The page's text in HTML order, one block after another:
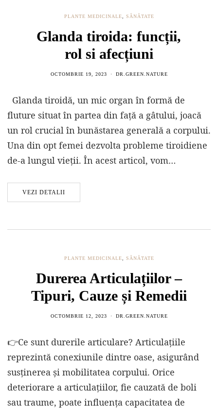
PLANTE MEDICINALE SĂNĂTATE
Glanda tiroida: funcții,
rol si afecțiuni
OCTOMBRIE 19, 2023 DR.GREEN.NATURE
Glanda tiroidă, un mic organ în formă de
fluture situat în partea din față a gâtului, joacă
un rol crucial în bunăstarea generală a corpului.
Una din opt femei dezvolta probleme tiroidiene
de-a lungul vieții. În acest articol, vom…
VEZI DETALII
PLANTE MEDICINALE SĂNĂTATE
Durerea Articulațiilor –
Tipuri, Cauze și Remedii
OCTOMBRIE 12, 2023 DR.GREEN.NATURE
👉Ce sunt durerile articulare? Articulațiile
reprezintă conexiunile dintre oase, asigurând
susținerea și mobilitatea corpului. Orice
deteriorare a articulațiilor, fie cauzată de boli
sau traume, poate influența capacitatea de